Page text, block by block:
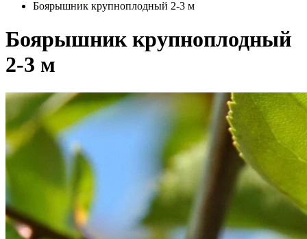
Боярышник крупноплодный 2-3 м
Боярышник крупноплодный
2-3 м